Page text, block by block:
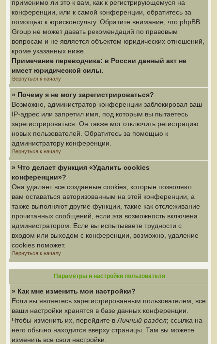
применимо ли это к вам, как к регистрирующемуся на
конференции, или к самой конференции, обратитесь за
помощью к юрисконсульту. Обратите внимание, что phpBB
Group не может давать рекомендаций по правовым
вопросам и не является объектом юридических отношений,
кроме указанных ниже.
Примечание переводчика: в России данный акт не
имеет юридической силы.
Вернуться к началу
» Почему я не могу зарегистрироваться?
Возможно, администратор конференции заблокировал ваш
IP-адрес или запретил имя, под которым вы пытаетесь
зарегистрироваться. Он также мог отключить регистрацию
новых пользователей. Обратитесь за помощью к
администратору конференции.
Вернуться к началу
» Что делает функция «Удалить cookies
конференции»?
Она удаляет все созданные cookies, которые позволяют
вам оставаться авторизованным на этой конференции, а
также выполняют другие функции, такие как отслеживание
прочитанных сообщений, если эта возможность включена
администратором. Если вы испытываете трудности с
входом или выходом с конференции, возможно, удаление
cookies поможет.
Вернуться к началу
Параметры и настройки пользователя
» Как мне изменить мои настройки?
Если вы являетесь зарегистрированным пользователем, все
ваши настройки хранятся в базе данных конференции.
Чтобы изменить их, перейдите в Личный раздел; ссылка на
него обычно находится вверху страницы. Там вы можете
изменить все свои настройки.